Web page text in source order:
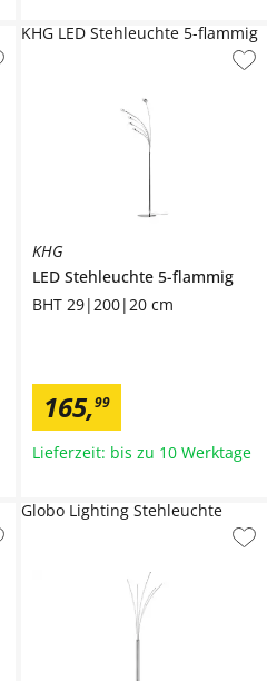
KHG
LED Stehleuchte 5-flammig
BHT 29|200|20 cm
165,99
KHG LED Stehleuchte 5-flammig
Lieferzeit: bis zu 10 Werktage
Globo Lighting Stehleuchte